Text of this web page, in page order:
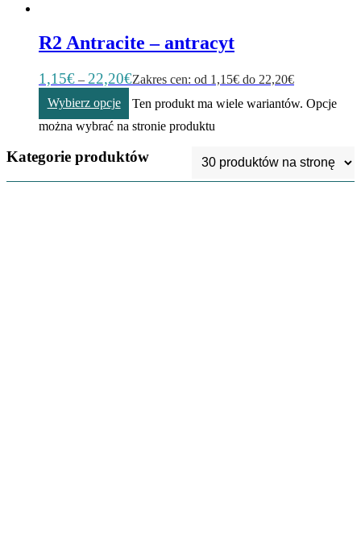
R2 Antracite – antracyt
1,15€ – 22,20€Zakres cen: od 1,15€ do 22,20€
Wybierz opcje
Ten produkt ma wiele wariantów. Opcje
można wybrać na stronie produktu
Kategorie produktów